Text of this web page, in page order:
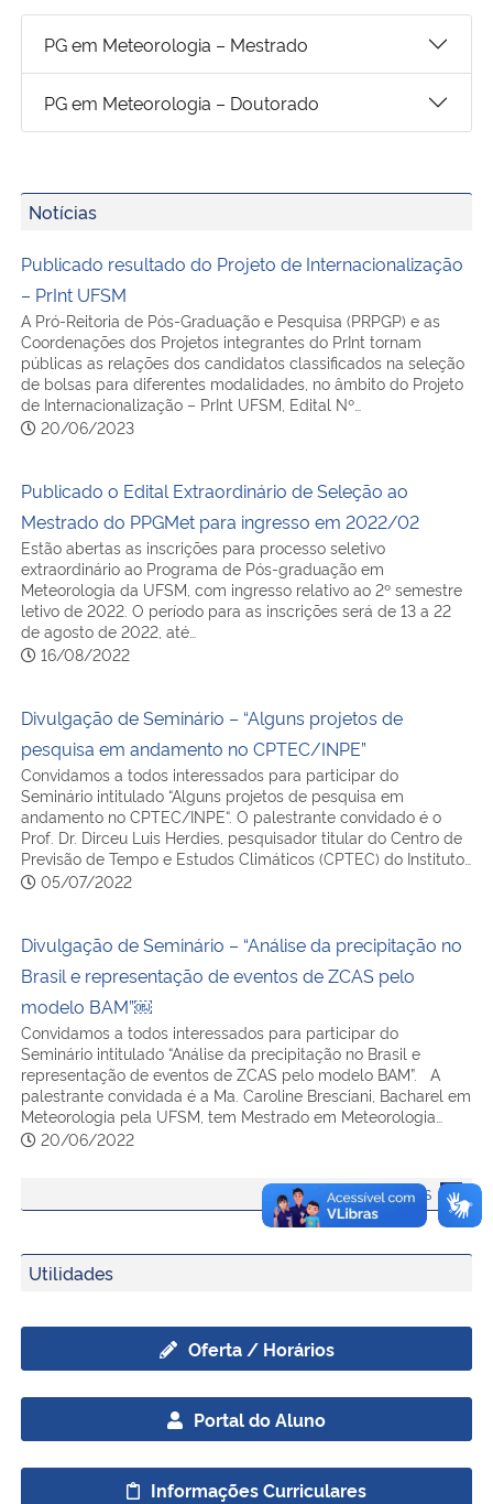
Ministério da Cidadania
Ministério da Saúde
Ministério de Minas e Energia
Ministério da Ciência, Tecnologia, Inovações e Comunicações
Ministério do Desenvolvimento Regional
Controladoria-Geral da União
Ministério da Mulher, da Família e dos Direitos Humanos
Secretaria-Geral
Secretaria de Governo
Gabinete de Segurança Institucional
Advocacia-Geral da União
Banco Central do Brasil
Planalto
PG em Meteorologia – Mestrado
PG em Meteorologia – Doutorado
Notícias
Publicado resultado do Projeto de Internacionalização
– PrInt UFSM
A Pró-Reitoria de Pós-Graduação e Pesquisa (PRPGP) e as
Coordenações dos Projetos integrantes do PrInt tornam
públicas as relações dos candidatos classificados na seleção
de bolsas para diferentes modalidades, no âmbito do Projeto
de Internacionalização – PrInt UFSM, Edital Nº…
20/06/2023
Publicado o Edital Extraordinário de Seleção ao
Mestrado do PPGMet para ingresso em 2022/02
Estão abertas as inscrições para processo seletivo
extraordinário ao Programa de Pós-graduação em
Meteorologia da UFSM, com ingresso relativo ao 2º semestre
letivo de 2022. O período para as inscrições será de 13 a 22
de agosto de 2022, até…
16/08/2022
Divulgação de Seminário – “Alguns projetos de
pesquisa em andamento no CPTEC/INPE”
Convidamos a todos interessados para participar do
Seminário intitulado “Alguns projetos de pesquisa em
andamento no CPTEC/INPE“. O palestrante convidado é o
Prof. Dr. Dirceu Luis Herdies, pesquisador titular do Centro de
Previsão de Tempo e Estudos Climáticos (CPTEC) do Instituto…
05/07/2022
Divulgação de Seminário – “Análise da precipitação no
Brasil e representação de eventos de ZCAS pelo
modelo BAM”￼
Convidamos a todos interessados para participar do
Seminário intitulado “Análise da precipitação no Brasil e
representação de eventos de ZCAS pelo modelo BAM”. A
palestrante convidada é a Ma. Caroline Bresciani, Bacharel em
Meteorologia pela UFSM, tem Mestrado em Meteorologia…
20/06/2022
LEIA MAIS
Utilidades
Oferta / Horários
Portal do Aluno
Informações Curriculares